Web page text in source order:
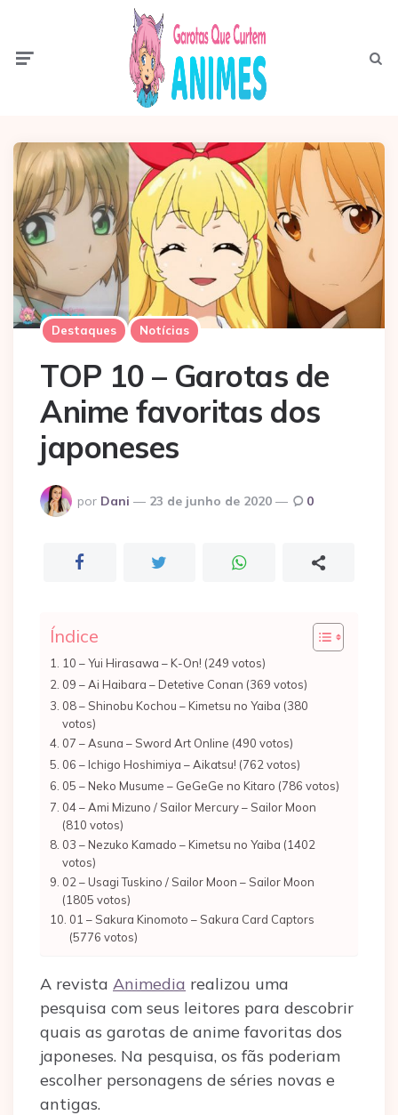
Destaques Notícias
TOP 10 – Garotas de
Anime favoritas dos
japoneses
Postado
por
por Dani 23 de junho de 2020 0
Índice
10 – Yui Hirasawa – K-On! (249 votos)
09 – Ai Haibara – Detetive Conan (369 votos)
08 – Shinobu Kochou – Kimetsu no Yaiba (380
votos)
07 – Asuna – Sword Art Online (490 votos)
06 – Ichigo Hoshimiya – Aikatsu! (762 votos)
05 – Neko Musume – GeGeGe no Kitaro (786 votos)
04 – Ami Mizuno / Sailor Mercury – Sailor Moon
(810 votos)
03 – Nezuko Kamado – Kimetsu no Yaiba (1402
votos)
02 – Usagi Tuskino / Sailor Moon – Sailor Moon
(1805 votos)
01 – Sakura Kinomoto – Sakura Card Captors
(5776 votos)
A revista Animedia realizou uma
pesquisa com seus leitores para descobrir
quais as garotas de anime favoritas dos
japoneses. Na pesquisa, os fãs poderiam
escolher personagens de séries novas e
antigas.